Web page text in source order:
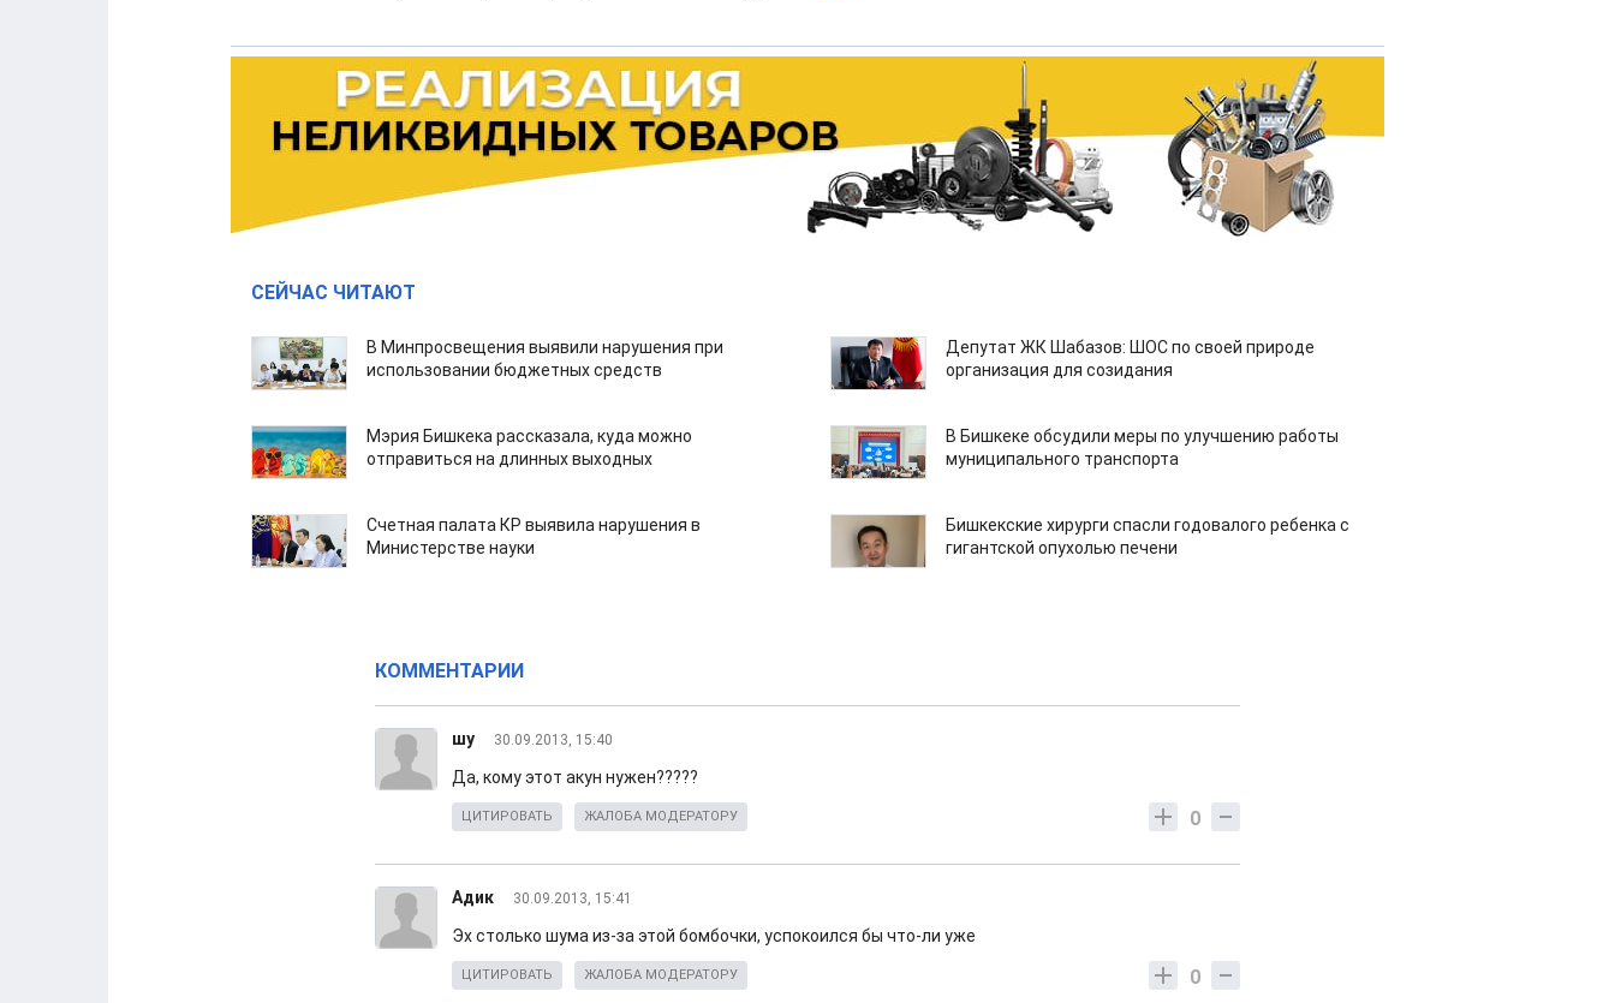
СЕЙЧАС ЧИТАЮТ
В Минпросвещения выявили нарушения при
использовании бюджетных средств
Депутат ЖК Шабазов: ШОС по своей природе
организация для созидания
Мэрия Бишкека рассказала, куда можно
отправиться на длинных выходных
В Бишкеке обсудили меры по улучшению работы
муниципального транспорта
Счетная палата КР выявила нарушения в
Министерстве науки
Бишкекские хирурги спасли годовалого ребенка с
гигантской опухолью печени
КОММЕНТАРИИ
шу 30.09.2013, 15:40
Да, кому этот акун нужен?????
0
ЦИТИРОВАТЬ ЖАЛОБА МОДЕРАТОРУ
Адик 30.09.2013, 15:41
Эх столько шума из-за этой бомбочки, успокоился бы что-ли уже
0
ЦИТИРОВАТЬ ЖАЛОБА МОДЕРАТОРУ